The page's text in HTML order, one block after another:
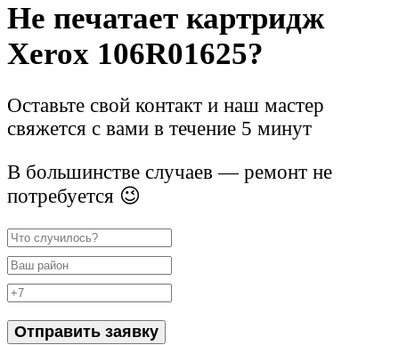
Не печатает картридж
Xerox 106R01625?
Оставьте свой контакт и наш мастер
свяжется с вами в течение 5 минут
В большинстве случаев — ремонт не
потребуется 😉
Отправить заявку